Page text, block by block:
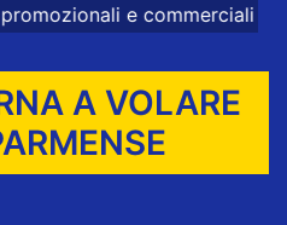
e commerciali
A VOLARE